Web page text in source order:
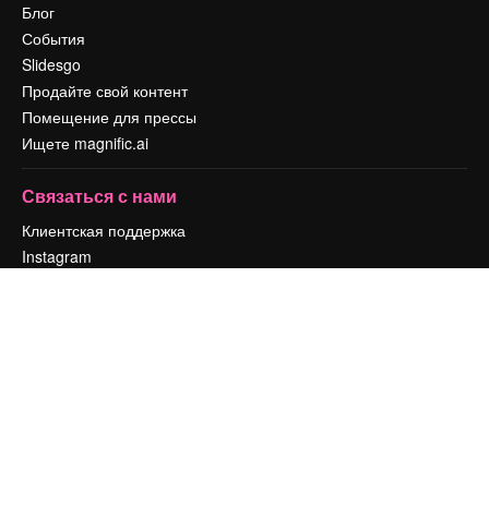
Блог
События
Slidesgo
Продайте свой контент
Помещение для прессы
Ищете magnific.ai
Связаться с нами
Клиентская поддержка
Instagram